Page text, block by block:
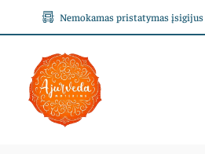
Nemokamas pristatymas įsigijus